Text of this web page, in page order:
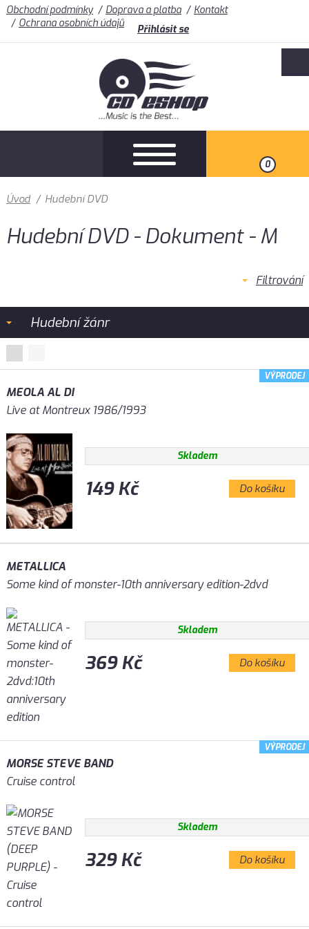
Obchodní podmínky Doprava a platba
Kontakt
Ochrana osobních údajů
Přihlásit se
0
Úvod / Hudební DVD
Hudební DVD - Dokument - M
Filtrování
Hudební žánr
MEOLA AL DI
Live at Montreux 1986/1993
Skladem
149 Kč Do košíku
VÝPRODEJ
METALLICA
Some kind of monster-10th anniversary edition-2dvd
Skladem
369 Kč Do košíku
MORSE STEVE BAND
Cruise control
Skladem
329 Kč Do košíku
VÝPRODEJ